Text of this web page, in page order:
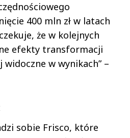
400 mln zł w latach
że w kolejnych
efekty transformacji
w wynikach” –
sobie Frisco, które